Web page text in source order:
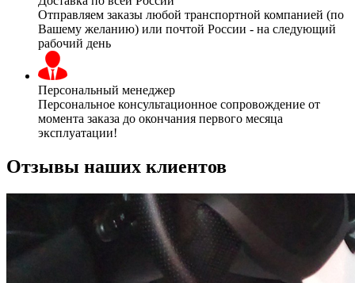
Отправляем заказы любой транспортной компанией (по
Вашему желанию) или почтой России - на следующий
рабочий день
Персональный менеджер
Персональное консультационное сопровождение от
момента заказа до окончания первого месяца
эксплуатации!
Отзывы наших клиентов